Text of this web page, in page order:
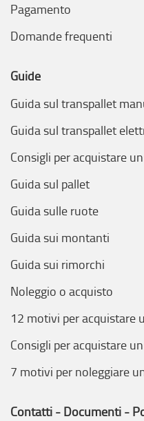
Pagamento
Domande frequenti
Guide
Guida sul transpallet
Guida sul transpallet
Consigli per acquistare
Guida sul pallet
Guida sulle ruote
Guida sui montanti
Guida sui rimorchi
Noleggio o acquisto
12 motivi per acquistare
Consigli per acquistare
7 motivi per noleggiare
Contatti - Documenti -